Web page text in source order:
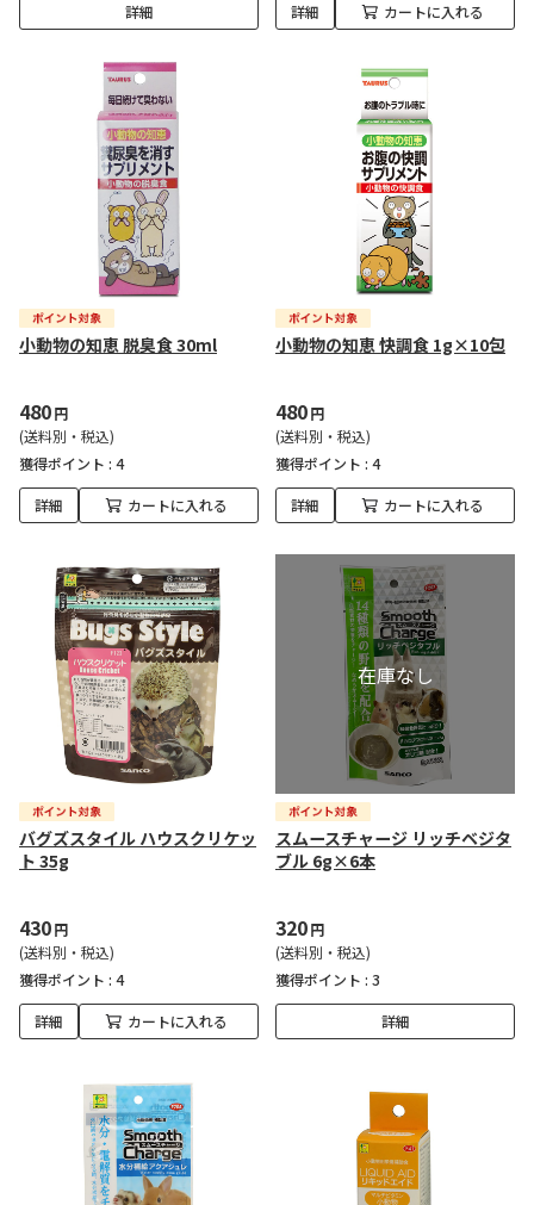
詳細 詳細 カートに入れる
小動物の知恵 脱臭食 30ml
480円
(送料別・税込)
獲得ポイント : 4
詳細 カートに入れる
小動物の知恵 快調食 1g×10包
480円
(送料別・税込)
獲得ポイント : 4
詳細 カートに入れる
バグズスタイル ハウスクリケッ
ト 35g
430円
(送料別・税込)
獲得ポイント : 4
詳細 カートに入れる
スムースチャージ リッチベジタ
ブル 6g×6本
320円
(送料別・税込)
獲得ポイント : 3
詳細